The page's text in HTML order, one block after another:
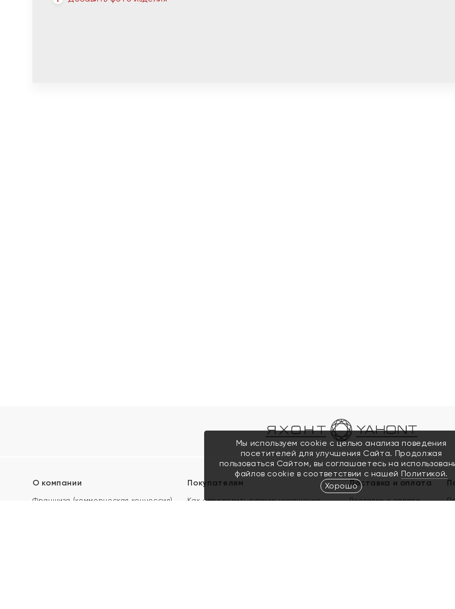
О компании
Франшиза (коммерческая концессия)
Покупателям
Как определить размер украшения
Доставка и оплата
Доставка и оплата
Мы используем cookie с целью анализа поведения
посетителей для улучшения Сайта. Продолжая
пользоваться Сайтом, вы соглашаетесь на
файлов cookie в соответствии с нашей Политикой.
Хорошо